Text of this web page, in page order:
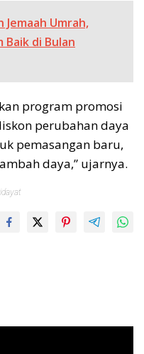
Jemaah Umrah,
di Bulan
program promosi
perubahan daya
pemasangan baru,
daya,” ujarnya.